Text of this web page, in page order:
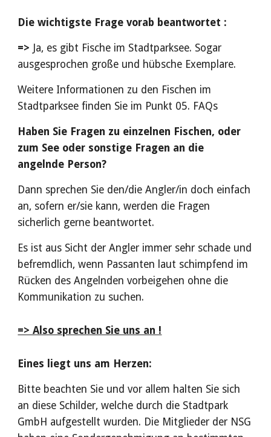
Die wichtigste Frage vorab beantwortet :
=> Ja, es gibt Fische im Stadtparksee. Sogar
ausgesprochen große und hübsche Exemplare.
Weitere Informationen zu den Fischen im
Stadtparksee finden Sie im Punkt 05. FAQs
Haben Sie Fragen zu einzelnen Fischen, oder
zum See oder sonstige Fragen an die
angelnde Person?
Dann sprechen Sie den/die Angler/in doch einfach
an, sofern er/sie kann, werden die Fragen
sicherlich gerne beantwortet.
Es ist aus Sicht der Angler immer sehr schade und
befremdlich, wenn Passanten laut schimpfend im
Rücken des Angelnden vorbeigehen ohne die
Kommunikation zu suchen.
=> Also sprechen Sie uns an !
Eines liegt uns am Herzen:
Bitte beachten Sie und vor allem halten Sie sich
an diese Schilder, welche durch die Stadtpark
GmbH aufgestellt wurden. Die Mitglieder der NSG